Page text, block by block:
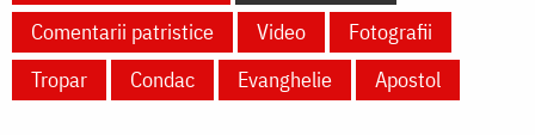
Comentarii patristice
Video
Fotografii
Tropar
Condac Evanghelie Apostol